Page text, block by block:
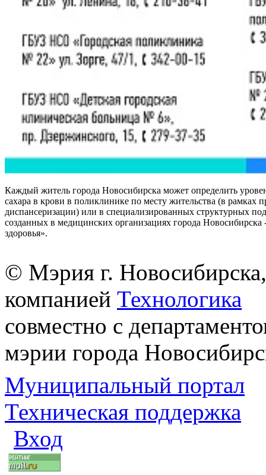
Каждый житель города Новосибирска может определить
сахара в крови в поликлинике по месту жительства (в рамках
диспансеризации) или в специализированных структурных
созданных в медицинских организациях города
здоровья».
© Мэрия г.
компанией Технологика
совместно с
мэрии города
Муниципальный портал
Техническая поддержка
Вход